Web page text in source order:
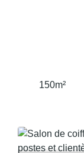
150m²